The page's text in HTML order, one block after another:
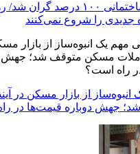
قیمت مصالح ساختمانی ۱۰۰ درصد گران
جدیدی را شروع نمی‌کنند
از بازار مسکن در
جهش دوباره قیمت‌ها در